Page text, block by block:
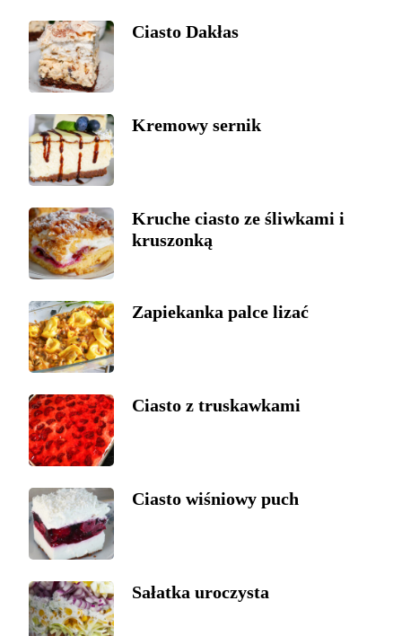
Ciasto Dakłas
Kremowy sernik
Kruche ciasto ze śliwkami i
kruszonką
Zapiekanka palce lizać
Ciasto z truskawkami
Ciasto wiśniowy puch
Sałatka uroczysta